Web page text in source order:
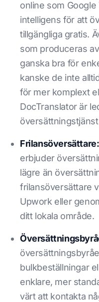
online som
intelligens för att
tillgängliga gratis.
som produceras
ganska bra för
kanske de inte
för mer komplext
DocTranslator är
översättningstjänst
Frilansöversättare:
erbjuder
lägre än
frilansöversättare
Upwork eller
ditt lokala område.
bulkbeställningar
enklare, mer
värt att kontakta